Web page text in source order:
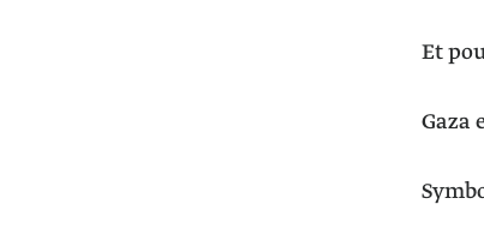
Et
Gaza